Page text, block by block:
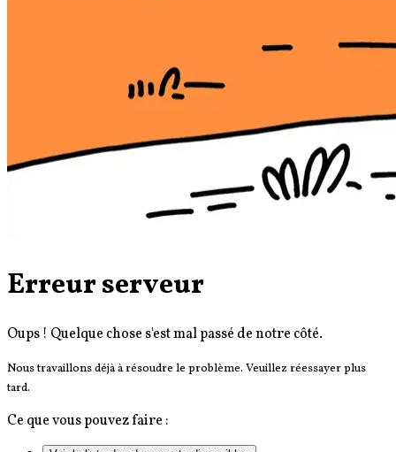
Erreur serveur
Oups ! Quelque chose s'est mal passé de notre côté.
Nous travaillons déjà à résoudre le problème. Veuillez réessayer plus
tard.
Ce que vous pouvez faire :